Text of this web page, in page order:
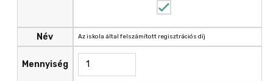
Név
Mennyiség
Az iskola által felszámított regisztrációs díj